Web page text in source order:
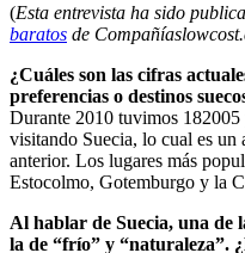
(Esta entrevista ha sido
baratos de
¿Cuáles son las cifras
preferencias o destinos
Durante 2010 tuvimos 182005
visitando Suecia, lo cual es un
anterior. Los lugares más
Estocolmo, Gotemburgo y la
Al hablar de Suecia, una de
la de “frío” y “naturaleza”.